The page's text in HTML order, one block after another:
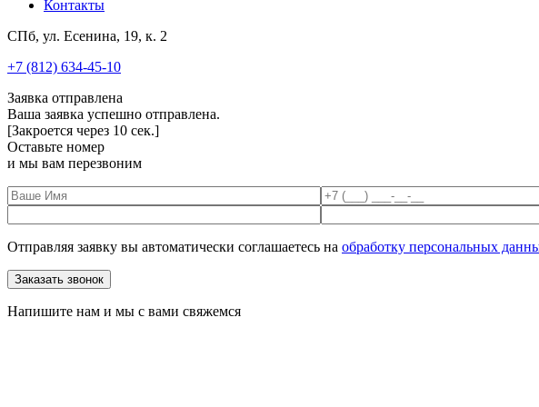
Контакты
СПб, ул. Есенина, 19, к. 2
+7 (812) 634-45-10
Заявка отправлена
Ваша заявка успешно отправлена.
[Закроется через 10 сек.]
Оставьте номер
и мы вам перезвоним
Отправляя заявку вы автоматически соглашаетесь на обработку персональных
Напишите нам и мы с вами свяжемся